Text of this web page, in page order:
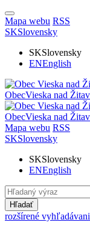
Mapa webu RSS
SKSlovensky
SKSlovensky
ENEnglish
ObecVieska nad
ObecVieska nad
Mapa webu RSS
SKSlovensky
SKSlovensky
ENEnglish
Hľadať
rozšírené